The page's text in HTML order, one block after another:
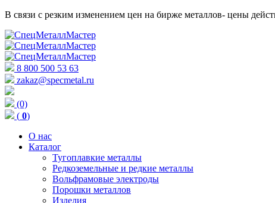
В связи с резким изменением цен на бирже металлов- цены
8 800 500 53 63
zakaz@specmetal.ru
(0)
( 0)
О нас
Каталог
Тугоплавкие металлы
Редкоземельные и редкие металлы
Вольфрамовые электроды
Порошки металлов
Изделия